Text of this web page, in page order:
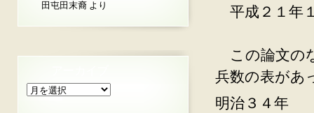
平成２１年
この論文の
兵数の表があ
明治３４年
田屯田末裔 より
ア